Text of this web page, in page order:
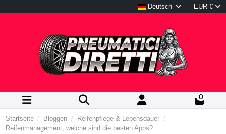
Deutsch EUR €
0
Startseite Bloggen
Reifenpflege & Lebensdauer
Reifenmanagement, welche sind die besten Apps?